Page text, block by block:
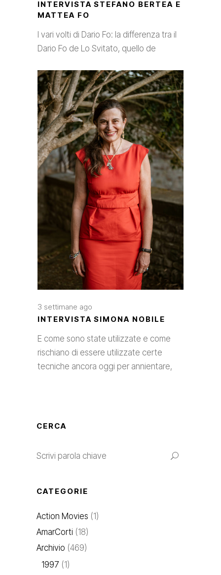
INTERVISTA STEFANO BERTEA E
MATTEA FO
I vari volti di Dario Fo: la differenza tra il
Dario Fo de Lo Svitato, quello de
3 settimane ago
INTERVISTA SIMONA NOBILE
E come sono state utilizzate e come
rischiano di essere utilizzate certe
tecniche ancora oggi per annientare,
CERCA
CATEGORIE
Action Movies (1)
AmarCorti (18)
Archivio (469)
1997 (1)